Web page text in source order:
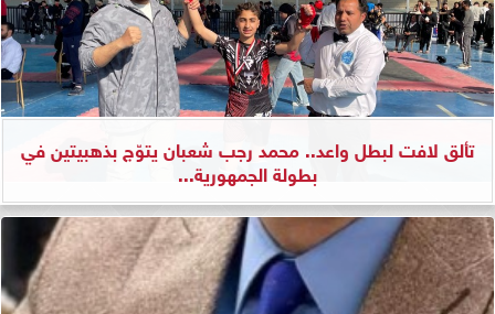
تألق لافت لبطل واعد.. محمد رجب شعبان يتوّج بذهبيتين في
بطولة الجمهورية...